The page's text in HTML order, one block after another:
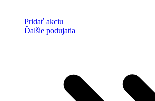
Pridať akciu
Ďalšie podujatia